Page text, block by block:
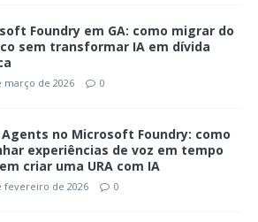
Foundry em GA: como migrar do
sem transformar IA em dívida
março de 2026 0
Agents no Microsoft Foundry: como
experiências de voz em tempo
criar uma URA com IA
fevereiro de 2026 0